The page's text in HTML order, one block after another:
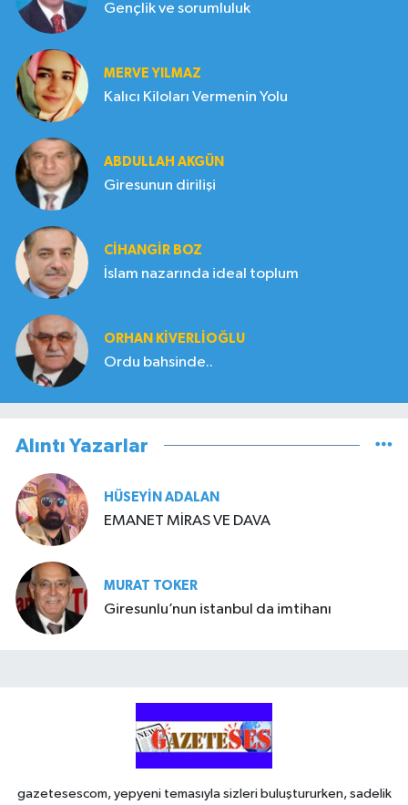
Gençlik ve sorumluluk
MERVE YILMAZ
Kalıcı Kiloları Vermenin Yolu
ABDULLAH AKGÜN
Giresunun dirilişi
CIHANGIR BOZ
İslam nazarında ideal toplum
ORHAN KIVERLIOĞLU
Ordu bahsinde..
Alıntı Yazarlar
HÜSEYIN ADALAN
EMANET MİRAS VE DAVA
MURAT TOKER
Giresunlu’nun istanbul da imtihanı
gazetesescom, yepyeni temasıyla sizleri buluştururken, sadelik